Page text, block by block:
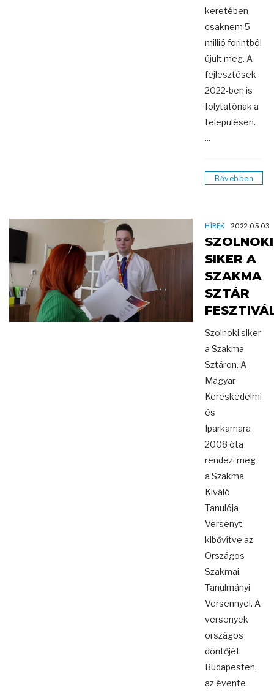
keretében
csaknem 5
millió forintból
újult meg. A
fejlesztések
2022-ben is
folytatónak a
településen.
...
Bővebben
HÍREK 2022.05.03
SZOLNOKI
SIKER A
SZAKMA
SZTÁR
Szolnoki siker
a Szakma
Sztáron. A
Magyar
Kereskedelmi
és
Iparkamara
2008 óta
rendezi meg
a Szakma
Kiváló
Tanulója
Versenyt,
kibővítve az
Országos
Szakmai
Tanulmányi
Versennyel. A
versenyek
országos
döntőjét
Budapesten,
az évente